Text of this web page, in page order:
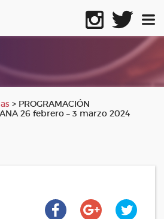
> PROGRAMACIÓN
26 febrero – 3 marzo 2024